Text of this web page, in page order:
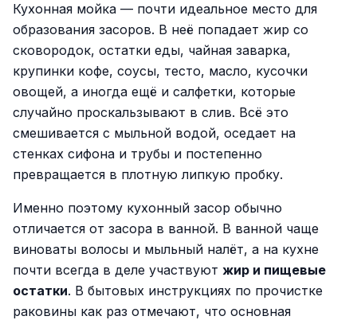
Кухонная мойка — почти идеальное место для
образования засоров. В неё попадает жир со
сковородок, остатки еды, чайная заварка,
крупинки кофе, соусы, тесто, масло, кусочки
овощей, а иногда ещё и салфетки, которые
случайно проскальзывают в слив. Всё это
смешивается с мыльной водой, оседает на
стенках сифона и трубы и постепенно
превращается в плотную липкую пробку.
Именно поэтому кухонный засор обычно
отличается от засора в ванной. В ванной чаще
виноваты волосы и мыльный налёт, а на кухне
почти всегда в деле участвуют жир и пищевые
остатки. В бытовых инструкциях по прочистке
раковины как раз отмечают, что основная